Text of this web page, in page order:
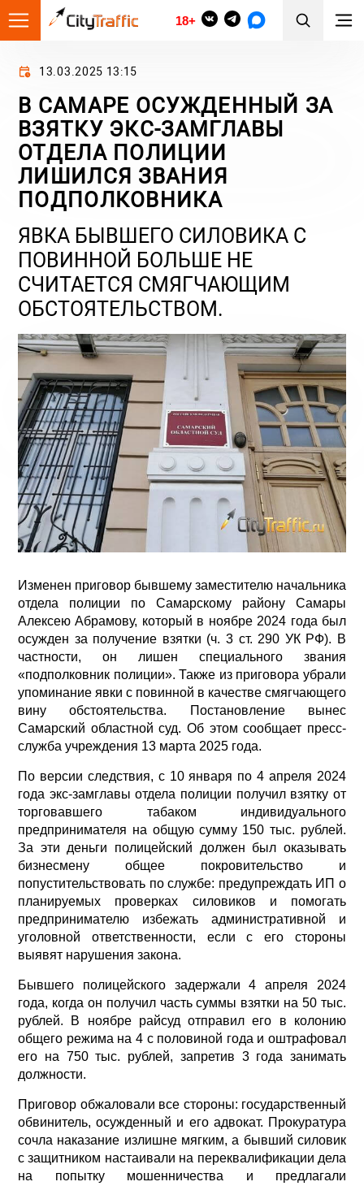
18+
13.03.2025 13:15
В САМАРЕ ОСУЖДЕННЫЙ ЗА
ВЗЯТКУ ЭКС-ЗАМГЛАВЫ
ОТДЕЛА ПОЛИЦИИ
ЛИШИЛСЯ ЗВАНИЯ
ПОДПОЛКОВНИКА
ЯВКА БЫВШЕГО СИЛОВИКА С
ПОВИННОЙ БОЛЬШЕ НЕ
СЧИТАЕТСЯ СМЯГЧАЮЩИМ
ОБСТОЯТЕЛЬСТВОМ.
Изменен приговор бывшему заместителю начальника
отдела полиции по Самарскому району Самары
Алексею Абрамову, который в ноябре 2024 года был
осужден за получение взятки (ч. 3 ст. 290 УК РФ). В
частности, он лишен специального звания
«подполковник полиции». Также из приговора убрали
упоминание явки с повинной в качестве смягчающего
вину обстоятельства. Постановление вынес
Самарский областной суд. Об этом сообщает пресс-
служба учреждения 13 марта 2025 года.
По версии следствия, с 10 января по 4 апреля 2024
года экс-замглавы отдела полиции получил взятку от
торговавшего табаком индивидуального
предпринимателя на общую сумму 150 тыс. рублей.
За эти деньги полицейский должен был оказывать
бизнесмену общее покровительство и
попустительствовать по службе: предупреждать ИП о
планируемых проверках силовиков и помогать
предпринимателю избежать административной и
уголовной ответственности, если с его стороны
выявят нарушения закона.
Бывшего полицейского задержали 4 апреля 2024
года, когда он получил часть суммы взятки на 50 тыс.
рублей. В ноябре райсуд отправил его в колонию
общего режима на 4 с половиной года и оштрафовал
его на 750 тыс. рублей, запретив 3 года занимать
должности.
Приговор обжаловали все стороны: государственный
обвинитель, осужденный и его адвокат. Прокуратура
сочла наказание излишне мягким, а бывший силовик
с защитником настаивали на переквалификации дела
на попытку мошенничества и предлагали